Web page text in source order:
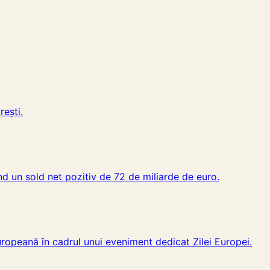
un sold net pozitiv de 72 de miliarde de euro.
în cadrul unui eveniment dedicat Zilei Europei.